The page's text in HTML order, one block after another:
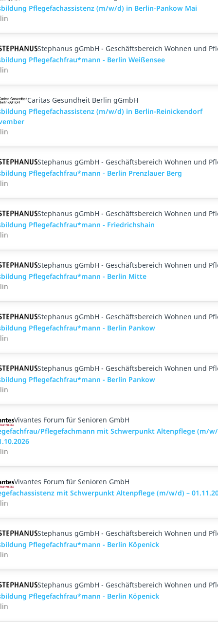
Pflegefachassistenz (m/w/d) in Berlin-Pankow Mai
Stephanus gGmbH - Geschäftsbereich Wohnen und
Pflegefachfrau*mann - Berlin Weißensee
Caritas Gesundheit Berlin gGmbH
Pflegefachassistenz (m/w/d) in Berlin-Reinickendorf
Stephanus gGmbH - Geschäftsbereich Wohnen und
Pflegefachfrau*mann - Berlin Prenzlauer Berg
Stephanus gGmbH - Geschäftsbereich Wohnen und
Pflegefachfrau*mann - Friedrichshain
Stephanus gGmbH - Geschäftsbereich Wohnen und
Pflegefachfrau*mann - Berlin Mitte
Stephanus gGmbH - Geschäftsbereich Wohnen und
Pflegefachfrau*mann - Berlin Pankow
Stephanus gGmbH - Geschäftsbereich Wohnen und
Pflegefachfrau*mann - Berlin Pankow
Vivantes Forum für Senioren GmbH
Pflegefachmann mit Schwerpunkt Altenpflege (m/
Vivantes Forum für Senioren GmbH
mit Schwerpunkt Altenpflege (m/w/d) –
Stephanus gGmbH - Geschäftsbereich Wohnen und
Pflegefachfrau*mann - Berlin Köpenick
Stephanus gGmbH - Geschäftsbereich Wohnen und
Pflegefachfrau*mann - Berlin Köpenick